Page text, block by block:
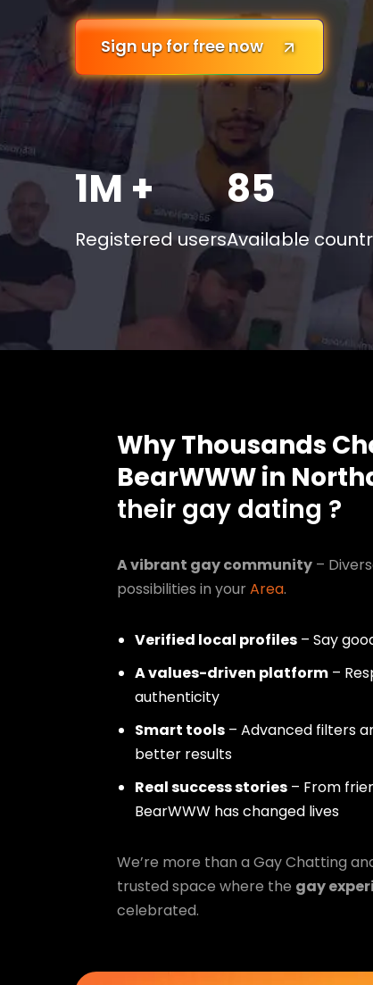
Sign up for free now
1M +
Registered users
85
Available
Why Thousands
BearWWW in
their gay dating ?
A vibrant gay community –
possibilities in yourArea.
Verified local profiles – Say
A values-driven platform –
authenticity
Smart tools – Advanced filters
better results
Real success stories – From
BearWWW has changed lives
We’re more than a Gay Chatting
trusted space where the gay
celebrated.